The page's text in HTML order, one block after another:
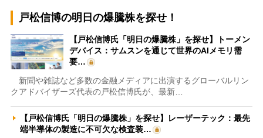
戸松信博の明日の爆騰株を探せ！
【戸松信博氏「明日の爆騰株」を探せ】トーメン
デバイス：サムスンを通じて世界のAIメモリ需
要…
新聞や雑誌など多数の金融メディアに出演するグローバルリン
クアドバイザーズ代表の戸松信博氏が、最新…
【戸松信博氏「明日の爆騰株」を探せ】レーザーテック：最先
端半導体の製造に不可欠な検査装…